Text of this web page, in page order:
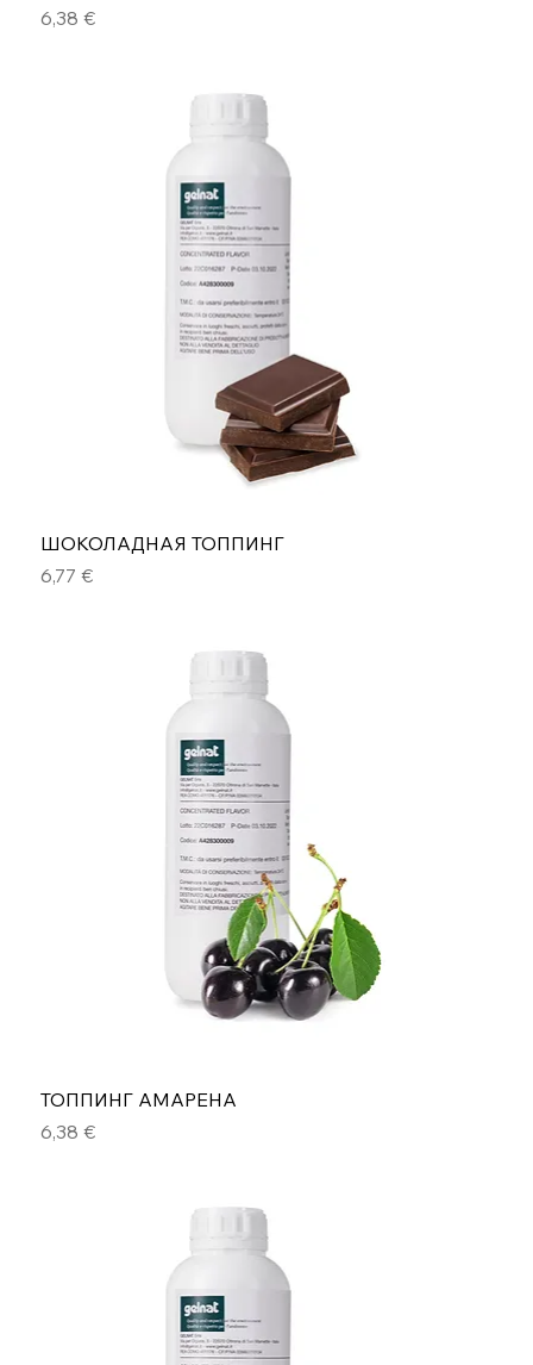
Цена
6,38 €
ШОКОЛАДНАЯ ТОППИНГ
Цена
6,77 €
ТОППИНГ АМАРЕНА
Цена
6,38 €